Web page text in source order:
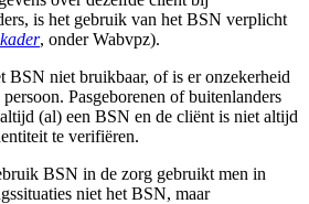
is het gebruik van het BSN verplicht
, onder Wabvpz).
BSN niet bruikbaar, of is er onzekerheid
Pasgeborenen of buitenlanders
(al) een BSN en de cliënt is niet altijd
te verifiëren.
BSN in de zorg gebruikt men in
niet het BSN, maar